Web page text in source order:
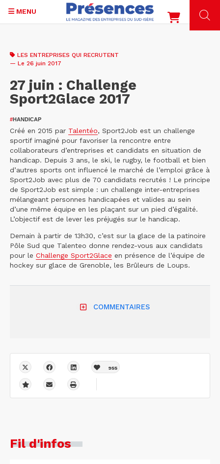
contenu
MENU
LES ENTREPRISES QUI RECRUTENT
— Le 26 juin 2017
27 juin : Challenge
Sport2Glace 2017
#HANDICAP
Créé en 2015 par Talentéo, Sport2Job est un challenge
sportif imaginé pour favoriser la rencontre entre
collaborateurs d’entreprises et candidats en situation de
handicap. Depuis 3 ans, le ski, le rugby, le football et bien
d’autres sports ont influencé le marché de l’emploi grâce à
Sport2Job avec plus de 70 candidats recrutés ! Le principe
de Sport2Job est simple : un challenge inter-entreprises
mélangeant personnes handicapées et valides au sein
d’une même équipe en les plaçant sur un pied d’égalité.
L’objectif est de lever les préjugés sur le handicap.
Demain à partir de 13h30, c’est sur la glace de la patinoire
Pôle Sud que Talenteo donne rendez-vous aux candidats
pour le Challenge Sport2Glace en présence de l’équipe de
hockey sur glace de Grenoble, les Brûleurs de Loups.
COMMENTAIRES
955
Fil d'infos